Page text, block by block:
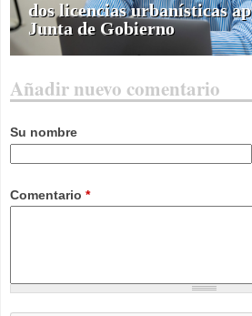
dos licencias urbanísticas
Junta de Gobierno
Añadir nuevo comentario
Su nombre
Comentario *